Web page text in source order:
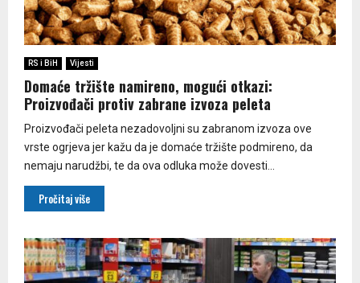
RS i BiH Vijesti
Domaće tržište namireno, mogući otkazi:
Proizvođači protiv zabrane izvoza peleta
Proizvođači peleta nezadovoljni su zabranom izvoza ove
vrste ogrjeva jer kažu da je domaće tržište podmireno, da
nemaju narudžbi, te da ova odluka može dovesti...
Pročitaj više